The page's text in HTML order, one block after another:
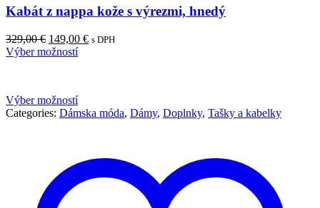
Kabát z nappa kože s výrezmi, hnedý
329,00€ Pôvodná
cena
149,00 €Aktuálna
s DPH
Výber možností
Výber možností
Categories: Dámska móda, Dámy, Doplnky, Tašky a kabelky